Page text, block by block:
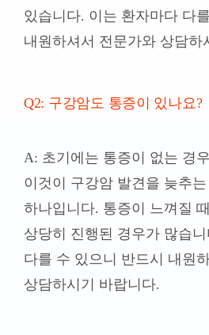
있습니다. 이는 환자마다 다
내원하셔서 전문가와 상담하
Q2: 구강암도 통증이 있나요?
A: 초기에는 통증이 없는 경
이것이 구강암 발견을 늦추
하나입니다. 통증이 느껴질
상당히 진행된 경우가 많습
다를 수 있으니 반드시 내원
상담하시기 바랍니다.